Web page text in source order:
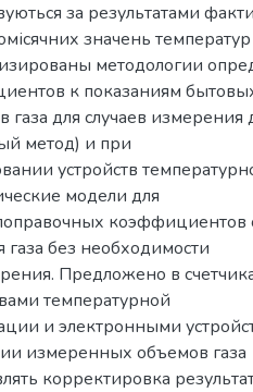
за результатами
значень температур
методологии
к показаниям
газа для случаев
метод) и при
устройств
модели для
коэффициентов
газа без необходимости
Предложено в
температурной
и электронными
измеренных объемов газа
корректировка